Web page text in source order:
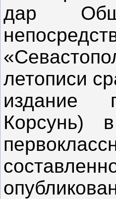
дар
летописи
издание